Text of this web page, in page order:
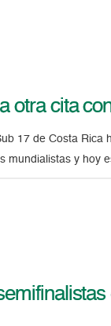
otra cita
17 de Costa Rica
mundialistas y hoy